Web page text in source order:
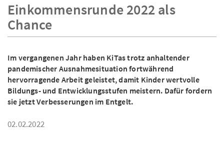
Einkommensrunde 2022 als
Chance
Im vergangenen Jahr haben KiTas trotz anhaltender
pandemischer Ausnahmesituation fortwährend
hervorragende Arbeit geleistet, damit Kinder wertvolle
Bildungs- und Entwicklungsstufen meistern. Dafür fordern
sie jetzt Verbesserungen im Entgelt.
02.02.2022